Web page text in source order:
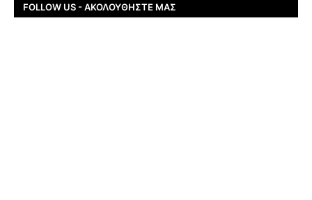
FOLLOW US - ΑΚΟΛΟΥΘΉΣΤΕ ΜΑΣ